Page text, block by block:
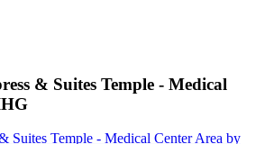
& Suites Temple - Medical
Suites Temple - Medical Center Area by